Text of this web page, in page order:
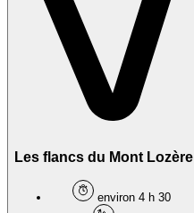
Les flancs du Mont Lozère
environ 4 h 30